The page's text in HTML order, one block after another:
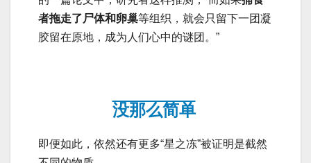
者拖走了尸体和卵巢等组织，就会只留下一团凝
胶留在原地，成为人们心中的谜团。”
没那么简单
即便如此，依然还有更多“星之冻”被证明是截然